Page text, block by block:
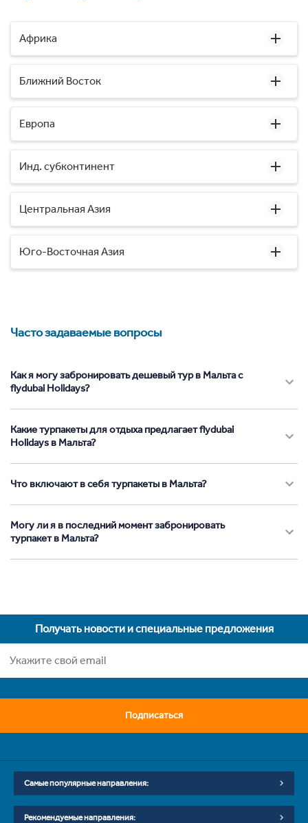
Африка
Ближний Восток
Европа
Инд. субконтинент
Центральная Азия
Юго-Восточная Азия
Часто задаваемые вопросы
Как я могу забронировать дешевый тур в Мальта с
flydubai Holidays?
Какие турпакеты для отдыха предлагает flydubai
Holidays в Мальта?
Что включают в себя турпакеты в Мальта?
Могу ли я в последний момент забронировать
турпакет в Мальта?
Получать новости и специальные предложения
Подписаться
Самые популярные направления:
Рекомендуемые направления: